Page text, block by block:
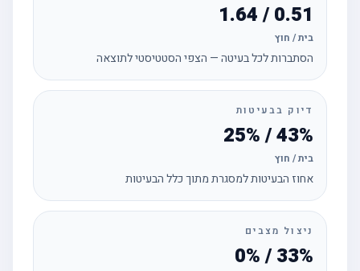
0.51 / 1.64
בית / חוץ
הסתברות לכל בעיטה — הצפי הסטטיסטי לתוצאה
דיוק בבעיטות
43% / 25%
בית / חוץ
אחוז הבעיטות למסגרת מתוך כלל הבעיטות
ניצול מצבים
33% / 0%